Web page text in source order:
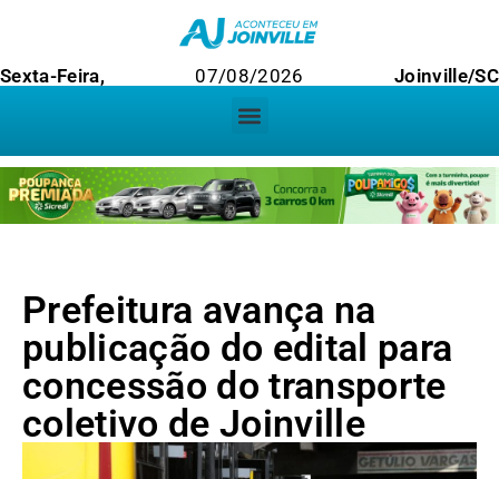
Sexta-Feira, 07/08/2026 Joinville/SC
Prefeitura avança na
publicação do edital para
concessão do transporte
coletivo de Joinville